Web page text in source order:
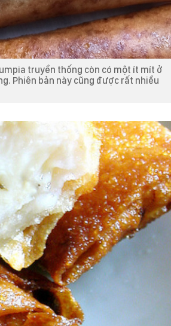
truyền thống còn có một ít mít ở
Phiên bản này cũng được rất nhiều